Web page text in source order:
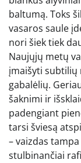
baltumą. Toks
vasaros saule
nori šiek tiek
Naujųjų metų
įmaišyti subtilių
gabalėlių.
šaknimi ir
padengiant
tarsi šviesą
– vaizdas
stulbinančiai